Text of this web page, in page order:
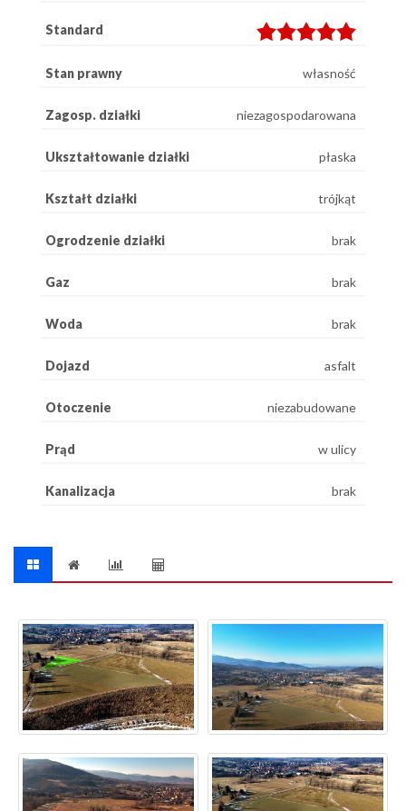
Standard
Stan prawny własność
Zagosp. działki niezagospodarowana
Ukształtowanie działki płaska
Kształt działki trójkąt
Ogrodzenie działki brak
Gaz brak
Woda brak
Dojazd asfalt
Otoczenie niezabudowane
Prąd w ulicy
Kanalizacja brak